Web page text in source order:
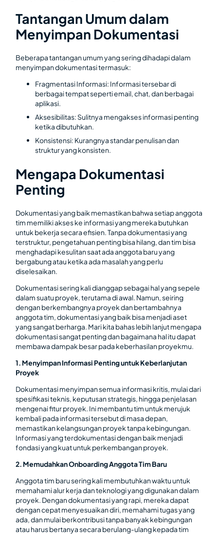
Tantangan Umum dalam
Menyimpan Dokumentasi
Beberapa tantangan umum yang sering dihadapi dalam
menyimpan dokumentasi termasuk:
Fragmentasi Informasi: Informasi tersebar di
berbagai tempat seperti email, chat, dan berbagai
aplikasi.
Aksesibilitas: Sulitnya mengakses informasi penting
ketika dibutuhkan.
Konsistensi: Kurangnya standar penulisan dan
struktur yang konsisten.
Mengapa Dokumentasi
Penting
Dokumentasi yang baik memastikan bahwa setiap anggota
tim memiliki akses ke informasi yang mereka butuhkan
untuk bekerja secara efisien. Tanpa dokumentasi yang
terstruktur, pengetahuan penting bisa hilang, dan tim bisa
menghadapi kesulitan saat ada anggota baru yang
bergabung atau ketika ada masalah yang perlu
diselesaikan.
Dokumentasi sering kali dianggap sebagai hal yang sepele
dalam suatu proyek, terutama di awal. Namun, seiring
dengan berkembangnya proyek dan bertambahnya
anggota tim, dokumentasi yang baik bisa menjadi aset
yang sangat berharga. Mari kita bahas lebih lanjut mengapa
dokumentasi sangat penting dan bagaimana hal itu dapat
membawa dampak besar pada keberhasilan proyekmu.
1. Menyimpan Informasi Penting untuk Keberlanjutan
Proyek
Dokumentasi menyimpan semua informasi kritis, mulai dari
spesifikasi teknis, keputusan strategis, hingga penjelasan
mengenai fitur proyek. Ini membantu tim untuk merujuk
kembali pada informasi tersebut di masa depan,
memastikan kelangsungan proyek tanpa kebingungan.
Informasi yang terdokumentasi dengan baik menjadi
fondasi yang kuat untuk perkembangan proyek.
2. Memudahkan Onboarding Anggota Tim Baru
Anggota tim baru sering kali membutuhkan waktu untuk
memahami alur kerja dan teknologi yang digunakan dalam
proyek. Dengan dokumentasi yang rapi, mereka dapat
dengan cepat menyesuaikan diri, memahami tugas yang
ada, dan mulai berkontribusi tanpa banyak kebingungan
atau harus bertanya secara berulang-ulang kepada tim